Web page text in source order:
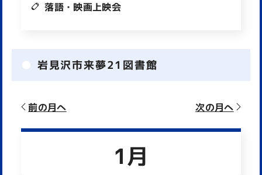
落語・映画上映会
岩見沢市来夢21図書館
前の月へ 次の月へ
1月